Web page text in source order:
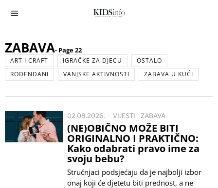
ZABAVA- Page 22
ART I CRAFT IGRAČKE ZA DJECU
OSTALO
ROĐENDANI
VANJSKE AKTIVNOSTI ZABAVA U KUĆI
02.08.2026. VIJESTI · ZABAVA
(NE)OBIČNO MOŽE BITI
ORIGINALNO I PRAKTIČNO:
Kako odabrati pravo ime za
svoju bebu?
Stručnjaci podsjećaju da je najbolji izbor
onaj koji će djetetu biti prednost, a ne